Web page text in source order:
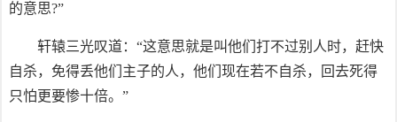
的意思?”
轩辕三光叹道：“这意思就是叫他们打不过别人时，赶快
自杀，免得丢他们主子的人，他们现在若不自杀，回去死得
只怕更要惨十倍。”